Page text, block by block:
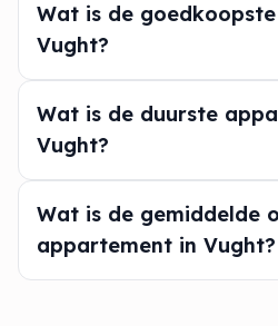
Wat is de
Vught?
Wat is de duurste
Vught?
Wat is de gemiddelde
appartement in Vught?